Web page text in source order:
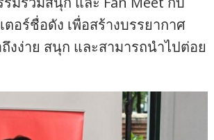
ตอร์ชื่อดัง เพื่อสร้างบรรยากาศ
งง่าย สนุก และสามารถนำไปต่อย